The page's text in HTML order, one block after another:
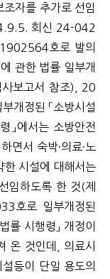
조자를 추가로 선임
회신 24-042
호로 발의
관한 법률 일부개
사보고서 참조), 20
개정된 「소방시설
」에서는 소방안전
면서 숙박·의료·노
한 시설에 대해서는
임하도록 한 것(제
호로 일부개정된
률 시행령」 개정이
온 것인데, 의료시
등이 단일 용도의